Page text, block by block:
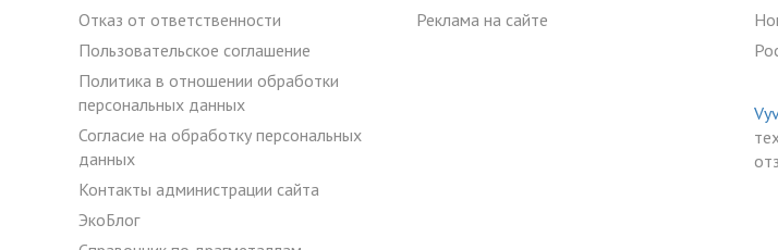
Отказ от ответственности
Пользовательское соглашение
Политика в отношении обработки
персональных данных
Согласие на обработку персональных
данных
Контакты администрации сайта
ЭкоБлог
Реклама на сайте